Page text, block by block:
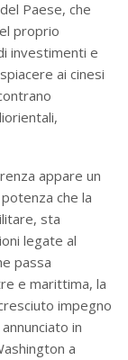
Paese, che
proprio
investimenti e
ai cinesi
appare un
che la
sta
legate al
passa
e marittima, la
impegno
in
a